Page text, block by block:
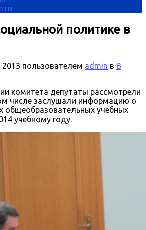
политике в
пользователем admin в В
комитета депутаты рассмотрели
числе заслушали информацию о
общеобразовательных учебных
учебному году.